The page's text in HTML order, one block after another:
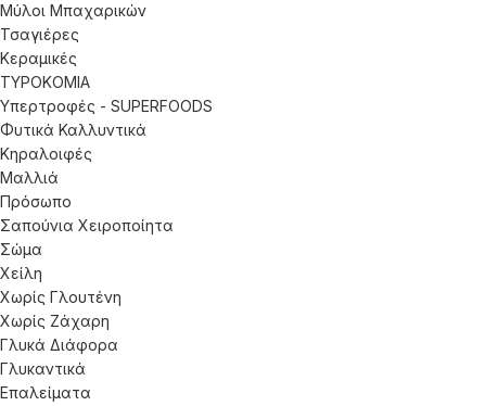
Μύλοι Μπαχαρικών
Τσαγιέρες
Κεραμικές
ΤΥΡΟΚΟΜΙΑ
Υπερτροφές - SUPERFOODS
Φυτικά Καλλυντικά
Κηραλοιφές
Μαλλιά
Πρόσωπο
Σαπούνια Χειροποίητα
Σώμα
Χείλη
Χωρίς Γλουτένη
Χωρίς Ζάχαρη
Γλυκά Διάφορα
Γλυκαντικά
Επαλείματα